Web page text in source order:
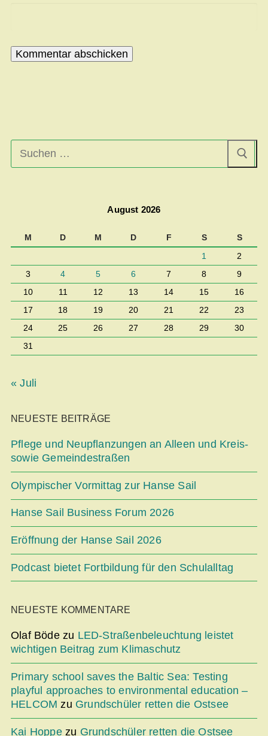
nach:
August 2026
M D M D F S S
1
2
3
4 5 6 7 8
9
10
11 12 13 14 15
16
17
18 19 20 21 22
23
24
25 26 27 28 29
30
31
« Juli
NEUESTE BEITRÄGE
Pflege und Neupflanzungen an Alleen und Kreis-
sowie Gemeindestraßen
Olympischer Vormittag zur Hanse Sail
Hanse Sail Business Forum 2026
Eröffnung der Hanse Sail 2026
Podcast bietet Fortbildung für den Schulalltag
NEUESTE KOMMENTARE
Olaf Bödezu LED-Straßenbeleuchtung leistet
wichtigen Beitrag zum Klimaschutz
Primary school saves the Baltic Sea: Testing
playful approaches to environmental education –
HELCOM zu Grundschüler retten die Ostsee
Kai Hoppezu Grundschüler retten die Ostsee